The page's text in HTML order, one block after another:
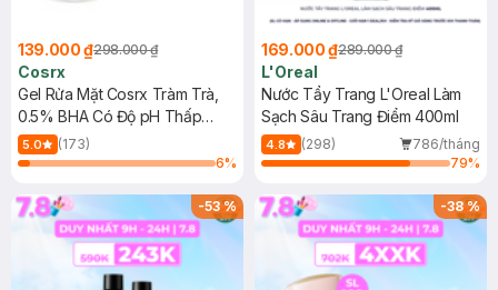
139.000 ₫298.000 ₫
Cosrx
Gel Rửa Mặt Cosrx Tràm Trà,
0.5% BHA Có Độ pH Thấp
150ml
5.0
(173)
6%
169.000 ₫289.000 ₫
L'Oreal
Nước Tẩy Trang L'Oreal Làm
Sạch Sâu Trang Điểm 400ml
4.8 (298)
786/tháng
79%
-53% -38%